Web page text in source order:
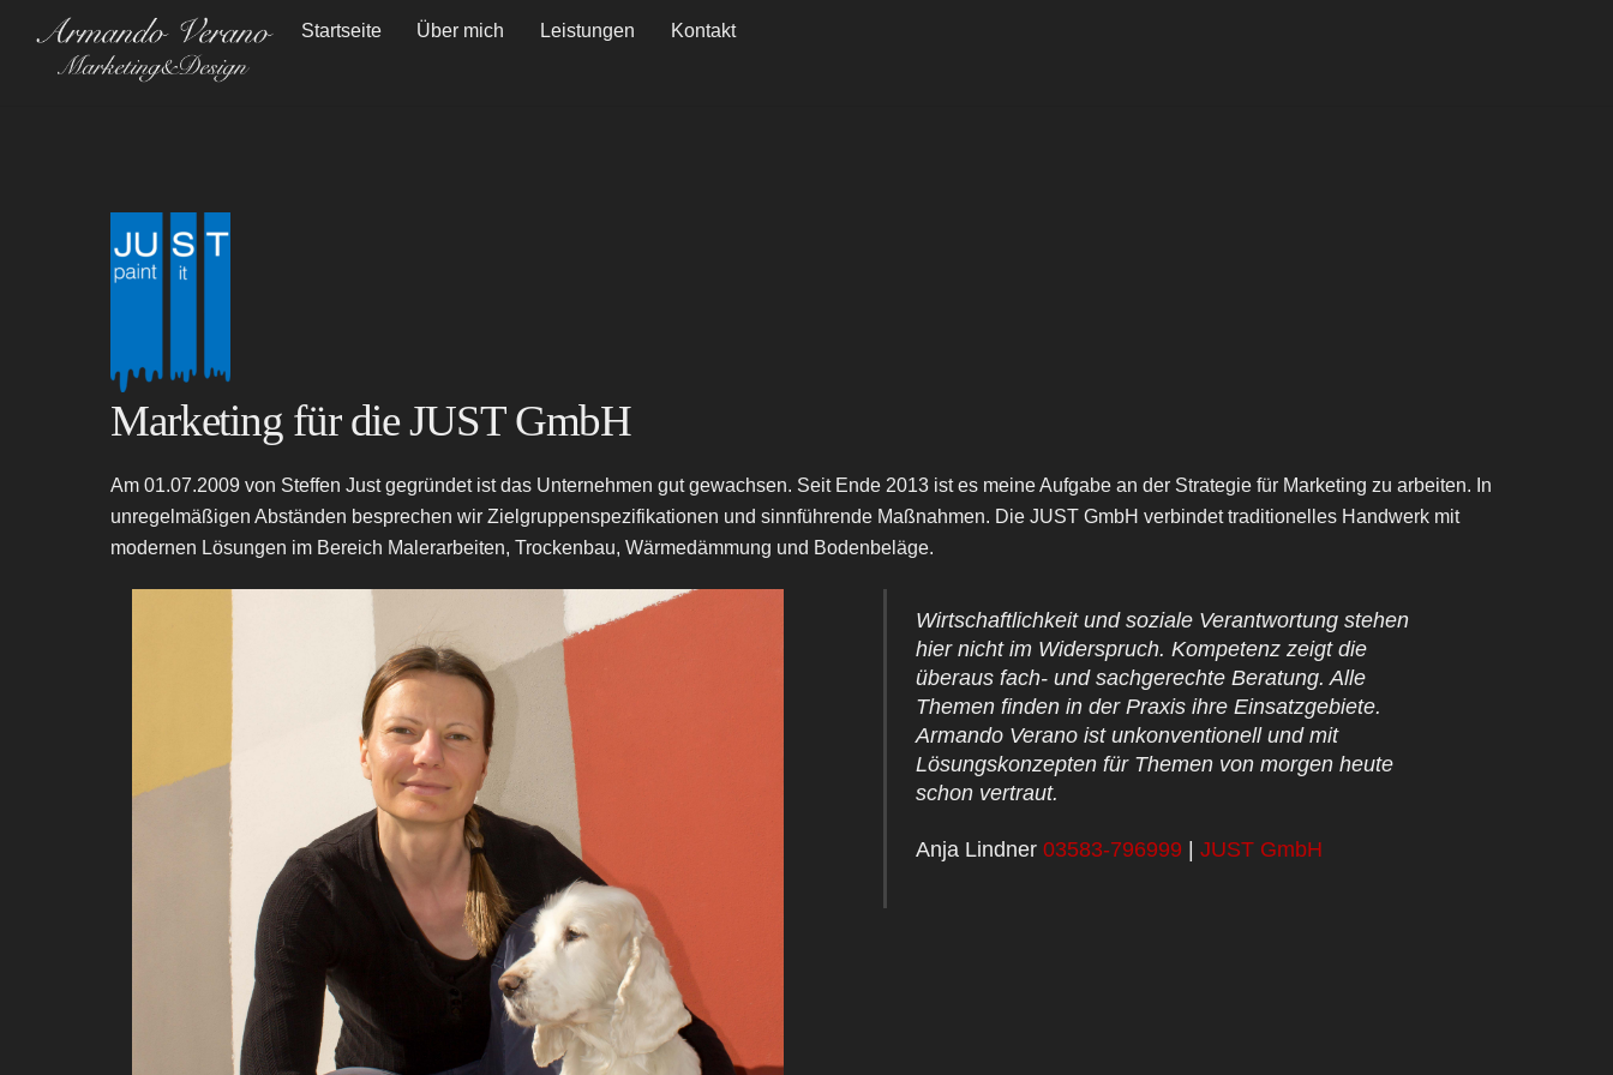
content
Startseite Über mich Leistungen Kontakt
Marketing für die JUST GmbH
Am 01.07.2009 von Steffen Just gegründet ist das Unternehmen gut gewachsen. Seit Ende 2013 ist es meine Aufgabe an der Strategie für Marketing zu arbeiten. In
unregelmäßigen Abständen besprechen wir Zielgruppenspezifikationen und sinnführende Maßnahmen. Die JUST GmbH verbindet traditionelles Handwerk mit
modernen Lösungen im Bereich Malerarbeiten, Trockenbau, Wärmedämmung und Bodenbeläge.
Wirtschaftlichkeit und soziale Verantwortung stehen
hier nicht im Widerspruch. Kompetenz zeigt die
überaus fach- und sachgerechte Beratung. Alle
Themen finden in der Praxis ihre Einsatzgebiete.
Armando Verano ist unkonventionell und mit
Lösungskonzepten für Themen von morgen heute
schon vertraut.
Anja Lindner03583-796999 |JUST GmbH